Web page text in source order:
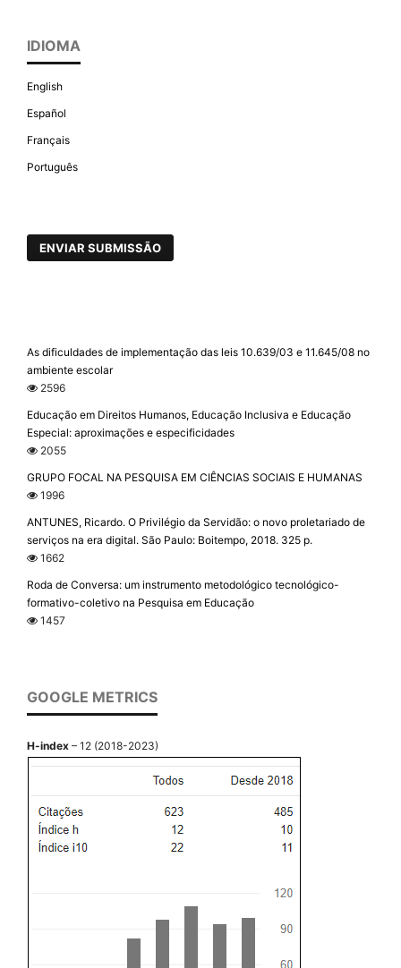
IDIOMA
English
Español
Français
Português
ENVIAR SUBMISSÃO
As dificuldades de implementação das leis 10.639/03 e 11.645/08 no
ambiente escolar
2596
Educação em Direitos Humanos, Educação Inclusiva e Educação
Especial: aproximações e especificidades
2055
GRUPO FOCAL NA PESQUISA EM CIÊNCIAS SOCIAIS E HUMANAS
1996
ANTUNES, Ricardo. O Privilégio da Servidão: o novo proletariado de
serviços na era digital. São Paulo: Boitempo, 2018. 325 p.
1662
Roda de Conversa: um instrumento metodológico tecnológico-
formativo-coletivo na Pesquisa em Educação
1457
GOOGLE METRICS
H-index – 12 (2018-2023)